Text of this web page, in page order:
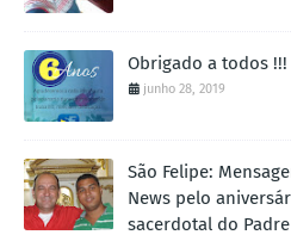
Obrigado a todos !!!
junho 28, 2019
São Felipe:
News pelo
sacerdotal do